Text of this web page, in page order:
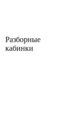
Разборные
кабинки